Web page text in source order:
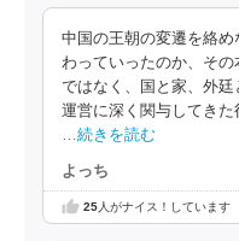
中国の王朝の変遷を絡
わっていったのか、そ
ではなく、国と家、外
運営に深く関与してきた
…続きを読む
よっち
25人がナイス！しています